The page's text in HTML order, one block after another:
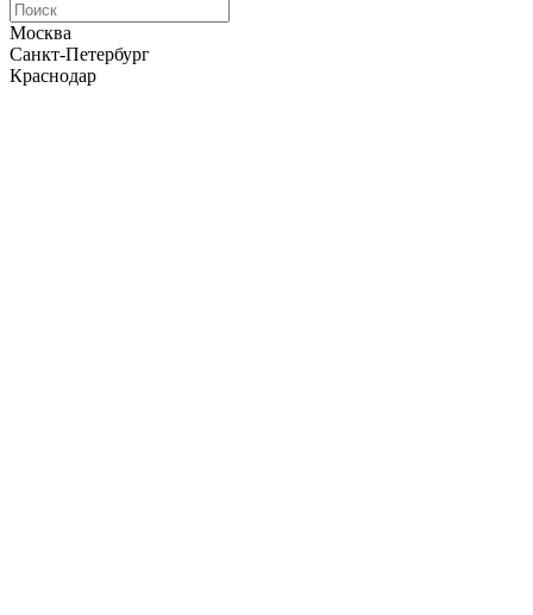
Москва
Санкт-Петербург
Краснодар